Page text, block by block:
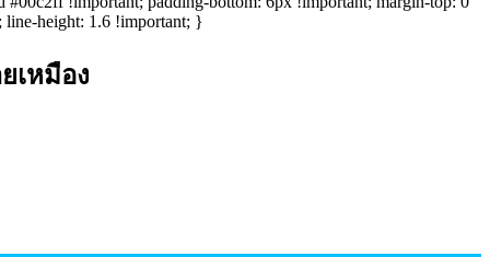
height: 1.6 !important; }
เหมือง